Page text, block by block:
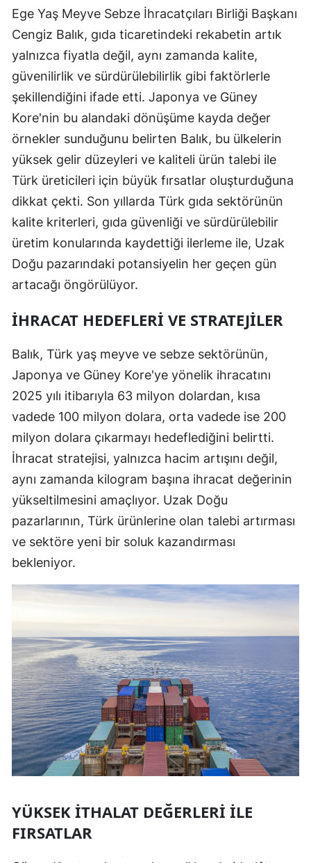
Ege Yaş Meyve Sebze İhracatçıları Birliği Başkanı
Cengiz Balık, gıda ticaretindeki rekabetin artık
yalnızca fiyatla değil, aynı zamanda kalite,
güvenilirlik ve sürdürülebilirlik gibi faktörlerle
şekillendiğini ifade etti. Japonya ve Güney
Kore'nin bu alandaki dönüşüme kayda değer
örnekler sunduğunu belirten Balık, bu ülkelerin
yüksek gelir düzeyleri ve kaliteli ürün talebi ile
Türk üreticileri için büyük fırsatlar oluşturduğuna
dikkat çekti. Son yıllarda Türk gıda sektörünün
kalite kriterleri, gıda güvenliği ve sürdürülebilir
üretim konularında kaydettiği ilerleme ile, Uzak
Doğu pazarındaki potansiyelin her geçen gün
artacağı öngörülüyor.
İHRACAT HEDEFLERI VE STRATEJILER
Balık, Türk yaş meyve ve sebze sektörünün,
Japonya ve Güney Kore'ye yönelik ihracatını
2025 yılı itibarıyla 63 milyon dolardan, kısa
vadede 100 milyon dolara, orta vadede ise 200
milyon dolara çıkarmayı hedeflediğini belirtti.
İhracat stratejisi, yalnızca hacim artışını değil,
aynı zamanda kilogram başına ihracat değerinin
yükseltilmesini amaçlıyor. Uzak Doğu
pazarlarının, Türk ürünlerine olan talebi artırması
ve sektöre yeni bir soluk kazandırması
bekleniyor.
YÜKSEK İTHALAT DEĞERLERI ILE
FIRSATLAR